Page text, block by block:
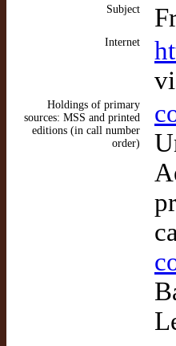
Subject
Internet
Holdings of primary
sources: MSS and printed
editions (in call number
order)